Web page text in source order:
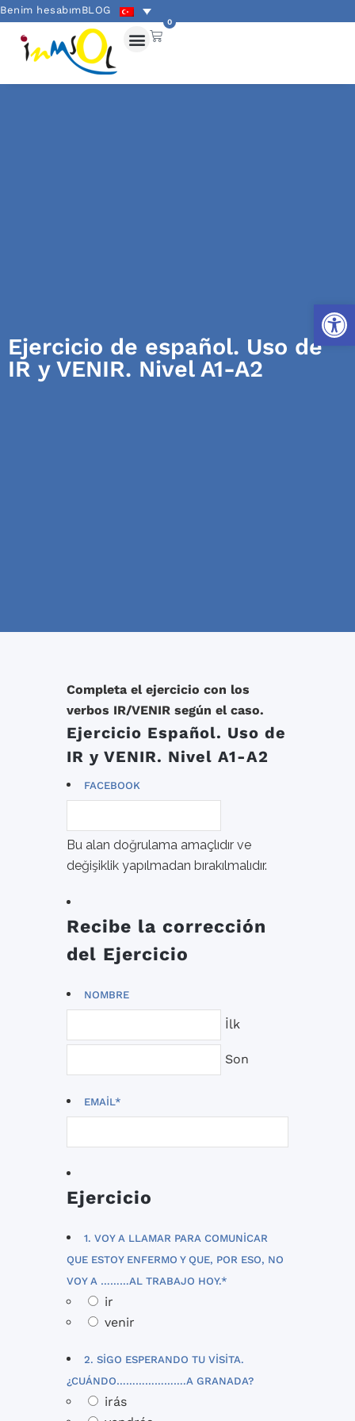
Benim hesabımBLOG
0
Ejercicio de español. Uso de
IR y VENIR. Nivel A1-A2
Completa el ejercicio con los
verbos IR/VENIR según el caso.
Ejercicio Español. Uso de
IR y VENIR. Nivel A1-A2
FACEBOOK
Bu alan doğrulama amaçlıdır ve
değişiklik yapılmadan bırakılmalıdır.
Recibe la corrección
del Ejercicio
NOMBRE
İlk
Son
EMAIL*
Ejercicio
1. VOY A LLAMAR PARA COMUNICAR
QUE ESTOY ENFERMO Y QUE, POR ESO, NO
VOY A ………AL TRABAJO HOY.*
ir
venir
2. SIGO ESPERANDO TU VISITA.
¿CUÁNDO………………….A GRANADA?
irás